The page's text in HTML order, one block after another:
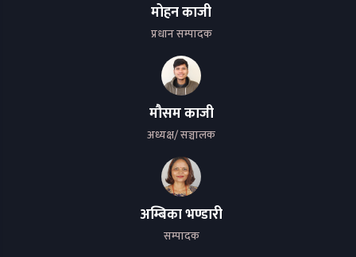
मोहन काजी
प्रधान सम्पादक
मौसम काजी
अध्यक्ष/ सञ्चालक
अम्बिका भण्डारी
सम्पादक